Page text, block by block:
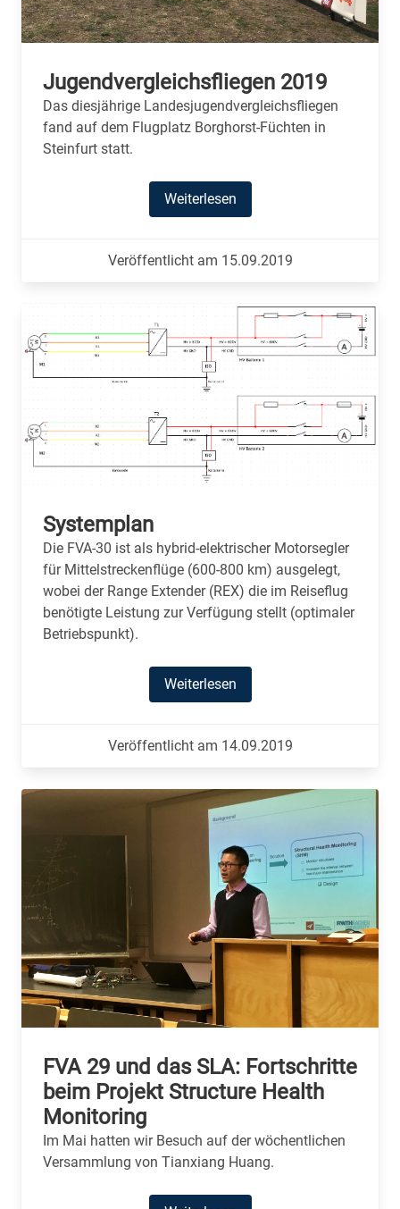
Jugendvergleichsfliegen 2019
Das diesjährige Landesjugendvergleichsfliegen
fand auf dem Flugplatz Borghorst-Füchten in
Steinfurt statt.
Weiterlesen
Veröffentlicht am 15.09.2019
Systemplan
Die FVA-30 ist als hybrid-elektrischer Motorsegler
für Mittelstreckenflüge (600-800 km) ausgelegt,
wobei der Range Extender (REX) die im Reiseflug
benötigte Leistung zur Verfügung stellt (optimaler
Betriebspunkt).
Weiterlesen
Veröffentlicht am 14.09.2019
FVA 29 und das SLA: Fortschritte
beim Projekt Structure Health
Monitoring
Im Mai hatten wir Besuch auf der wöchentlichen
Versammlung von Tianxiang Huang.